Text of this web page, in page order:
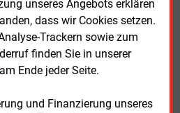
unseres Angebots erklären
dass wir Cookies setzen.
Trackern sowie zum
finden Sie in unserer
am Ende jeder Seite.
und Finanzierung unseres
GmbH